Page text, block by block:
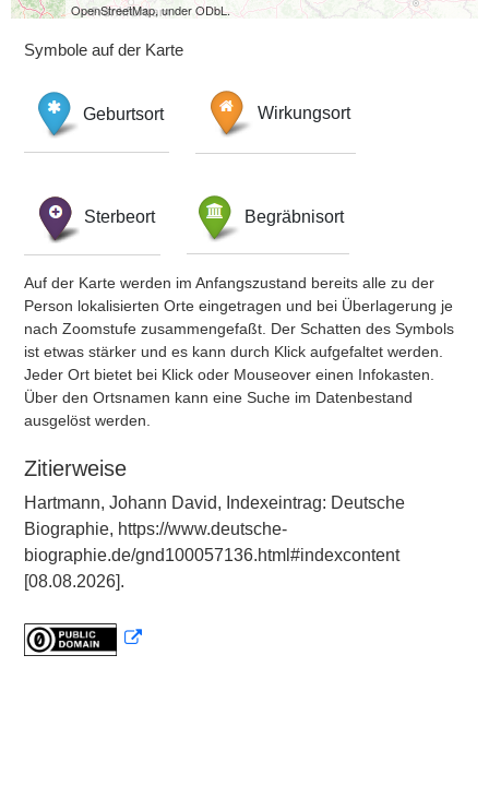
OpenStreetMap, under ODbL.
Symbole auf der Karte
Geburtsort Wirkungsort
Sterbeort Begräbnisort
Auf der Karte werden im Anfangszustand bereits alle zu der
Person lokalisierten Orte eingetragen und bei Überlagerung je
nach Zoomstufe zusammengefaßt. Der Schatten des Symbols
ist etwas stärker und es kann durch Klick aufgefaltet werden.
Jeder Ort bietet bei Klick oder Mouseover einen Infokasten.
Über den Ortsnamen kann eine Suche im Datenbestand
ausgelöst werden.
Zitierweise
Hartmann, Johann David, Indexeintrag: Deutsche
Biographie, https://www.deutsche-
biographie.de/gnd100057136.html#indexcontent
[08.08.2026].